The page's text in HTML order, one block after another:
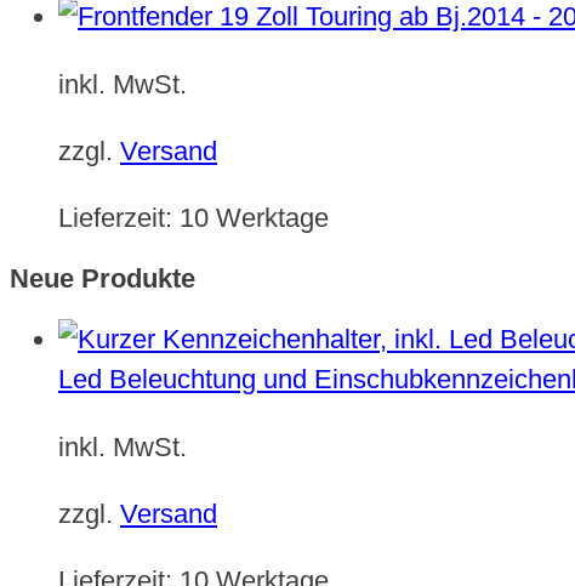
inkl. MwSt.
zzgl. Versand
Lieferzeit: 10 Werktage
Neue Produkte
Led Beleuchtung und
inkl. MwSt.
zzgl. Versand